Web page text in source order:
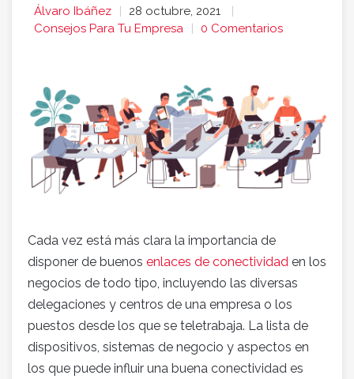
Álvaro Ibáñez
28 octubre, 2021
Consejos Para Tu Empresa
0 Comentarios
Cada vez está más clara la importancia de
disponer de buenos enlaces de conectividad en los
negocios de todo tipo, incluyendo las diversas
delegaciones y centros de una empresa o los
puestos desde los que se teletrabaja. La lista de
dispositivos, sistemas de negocio y aspectos en
los que puede influir una buena conectividad es